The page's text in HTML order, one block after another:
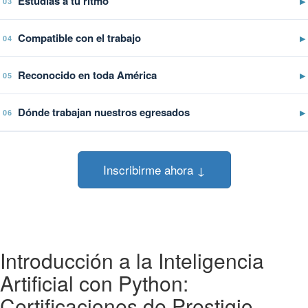
04 Compatible con el trabajo ▶
05 Reconocido en toda América ▶
06 Dónde trabajan nuestros egresados ▶
Inscribirme ahora ↓
Introducción a la Inteligencia
Artificial con Python: